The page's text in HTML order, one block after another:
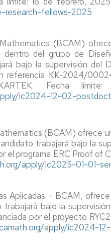
Andresa
la
Coma
research-fellows-2025
(BCAM)
dentro del grupo de
bajo la supervisión del
referencia KK-2024/
Fecha
ic2024-12-02-
(BCAM) ofrece
trabajará bajo la
el programa ERC Proof of
apply/ic2025-01-01-
Aplicadas – BCAM,
bajo la
por el proyecto
apply/ic2024-